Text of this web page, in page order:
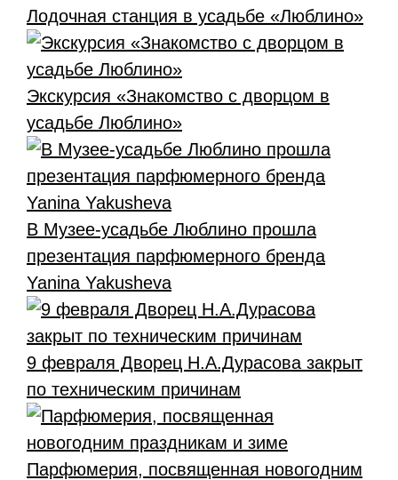
Лодочная станция в усадьбе «Люблино»
Экскурсия «Знакомство с дворцом в
усадьбе Люблино»
В Музее-усадьбе Люблино прошла
презентация парфюмерного бренда
Yanina Yakusheva
9 февраля Дворец Н.А.Дурасова закрыт
по техническим причинам
Парфюмерия, посвященная новогодним